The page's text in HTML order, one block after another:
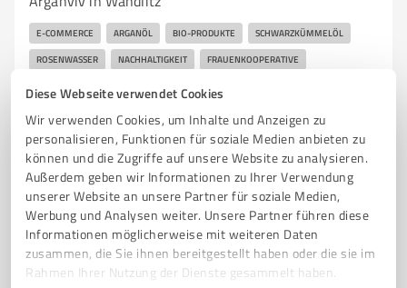
Diese Webseite verwendet Cookies
Wir verwenden Cookies, um Inhalte und Anzeigen zu
personalisieren, Funktionen für soziale Medien anbieten zu
können und die Zugriffe auf unsere Website zu analysieren.
Außerdem geben wir Informationen zu Ihrer Verwendung
unserer Website an unsere Partner für soziale Medien,
Werbung und Analysen weiter. Unsere Partner führen diese
Informationen möglicherweise mit weiteren Daten
zusammen, die Sie ihnen bereitgestellt haben oder die sie im
Rahmen Ihrer Nutzung der Dienste gesammelt haben.
E-COMMERCE ARGANÖL BIO-PRODUKTE SCHWARZKÜMMELÖL
ROSENWASSER NACHHALTIGKEIT FRAUENKOOPERATIVE
Am Hirschsprung 5a, 16348 Wandlitz
info@arganviv.de www.arganviv.de/
5,00 / 5,00
2 Bewertungen (1 Quelle)